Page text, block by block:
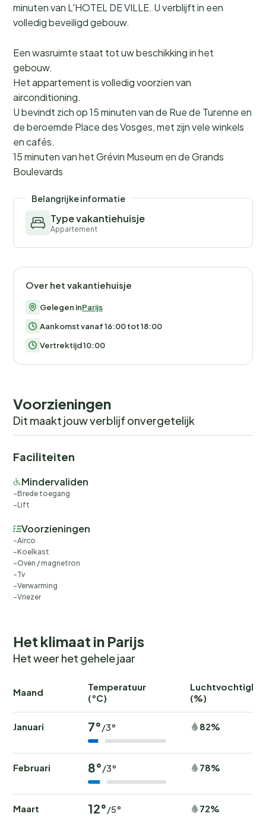
minuten van L'HOTEL DE VILLE. U verblijft in een
volledig beveiligd gebouw.
Een wasruimte staat tot uw beschikking in het
gebouw.
Het appartement is volledig voorzien van
airconditioning.
U bevindt zich op 15 minuten van de Rue de Turenne en
de beroemde Place des Vosges, met zijn vele winkels
en cafés.
15 minuten van het Grévin Museum en de Grands
Boulevards
Belangrijke informatie
Type vakantiehuisje
Appartement
Over het vakantiehuisje
Gelegen inParijs
Aankomst vanaf 16:00 tot 18:00
Vertrektijd 10:00
Voorzieningen
Dit maakt jouw verblijf onvergetelijk
Faciliteiten
Mindervaliden
Brede toegang
Lift
Voorzieningen
Airco
Koelkast
Oven / magnetron
Tv
Verwarming
Vriezer
Het klimaat in Parijs
Het weer het gehele jaar
Maand
Temperatuur
(°C)
(%)
Januari 7°/3° 82%
Februari 8°/3° 78%
Maart 12°/5° 72%